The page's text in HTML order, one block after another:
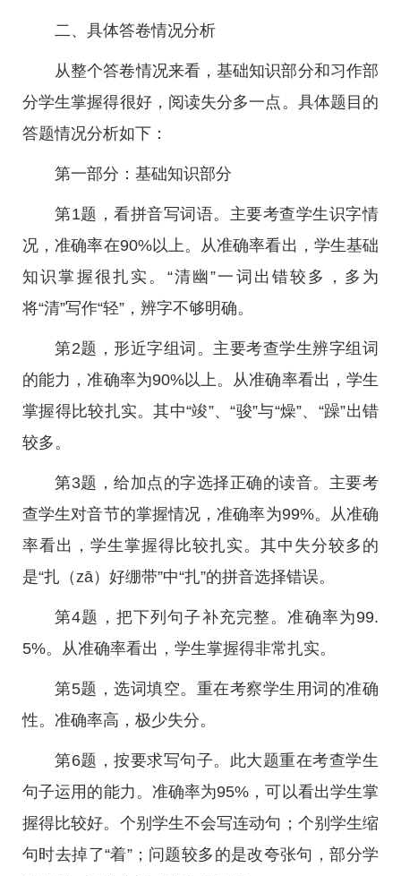
二、具体答卷情况分析
从整个答卷情况来看，基础知识部分和习作部
分学生掌握得很好，阅读失分多一点。具体题目的
答题情况分析如下：
第一部分：基础知识部分
第1题，看拼音写词语。主要考查学生识字情
况，准确率在90%以上。从准确率看出，学生基础
知识掌握很扎实。“清幽”一词出错较多，多为
将“清”写作“轻”，辨字不够明确。
第2题，形近字组词。主要考查学生辨字组词
的能力，准确率为90%以上。从准确率看出，学生
掌握得比较扎实。其中“竣”、“骏”与“燥”、“躁”出错
较多。
第3题，给加点的字选择正确的读音。主要考
查学生对音节的掌握情况，准确率为99%。从准确
率看出，学生掌握得比较扎实。其中失分较多的
是“扎（zā）好绷带”中“扎”的拼音选择错误。
第4题，把下列句子补充完整。准确率为99.
5%。从准确率看出，学生掌握得非常扎实。
第5题，选词填空。重在考察学生用词的准确
性。准确率高，极少失分。
第6题，按要求写句子。此大题重在考查学生
句子运用的能力。准确率为95%，可以看出学生掌
握得比较好。个别学生不会写连动句；个别学生缩
句时去掉了“着”；问题较多的是改夸张句，部分学